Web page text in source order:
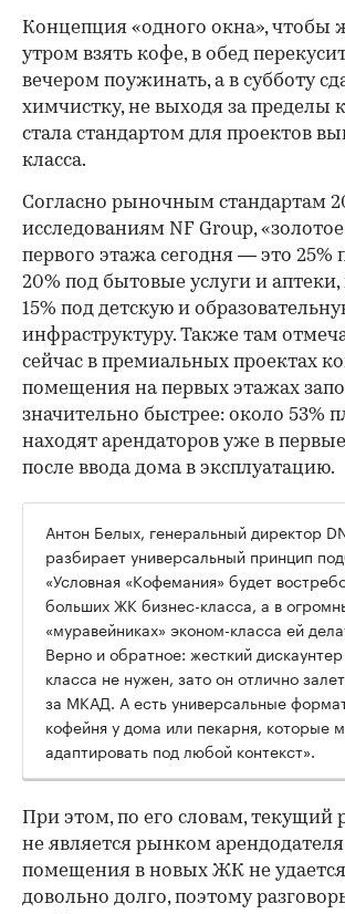
Концепция «одного окна», чтобы
утром взять кофе, в обед
вечером поужинать, а в субботу
химчистку, не выходя за пределы
стала стандартом для проектов
класса.
Согласно рыночным стандартам
исследованиям NF Group,
первого этажа сегодня — это 25%
20% под бытовые услуги и
15% под детскую и
инфраструктуру. Также там
сейчас в премиальных проектах
помещения на первых этажах
значительно быстрее: около 53%
находят арендаторов уже в
после ввода дома в эксплуатацию.
Антон Белых, генеральный директор
разбирает универсальный принцип
«Условная «Кофемания» будет
больших ЖК бизнес-класса, а в
«муравейниках» эконом-класса ей
Верно и обратное: жесткий
класса не нужен, зато он отлично
за МКАД. А есть универсальные
кофейня у дома или пекарня, которые
адаптировать под любой контекст».
При этом, по его словам, текущий
не является рынком
помещения в новых ЖК не удается
довольно долго, поэтому